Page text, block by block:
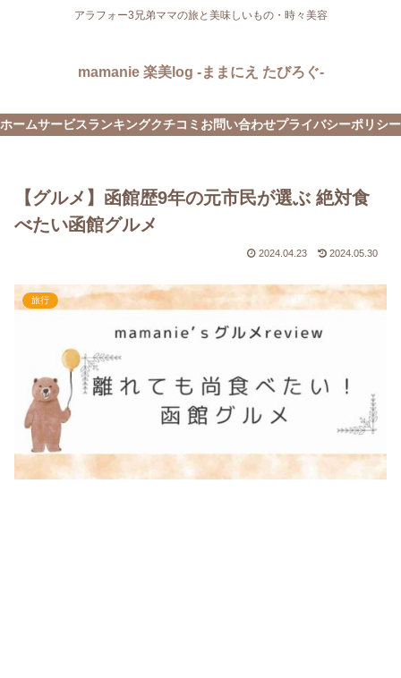
アラフォー3兄弟ママの旅と美味しいもの・時々美容
mamanie 楽美log -ままにえ たびろぐ-
ホームサービスランキングクチコミ お問い合わせプライバシーポリシー
【グルメ】函館歴9年の元市民が選ぶ 絶対食
べたい函館グルメ
2024.04.23 2024.05.30
旅行